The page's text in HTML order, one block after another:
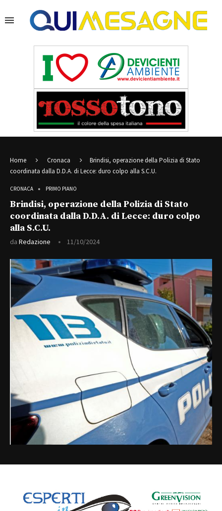
Home Cronaca
Brindisi, operazione della Polizia di Stato
coordinata dalla D.D.A. di Lecce: duro colpo alla S.C.U.
CRONACA PRIMO PIANO
Brindisi, operazione della Polizia di Stato
coordinata dalla D.D.A. di Lecce: duro colpo
alla S.C.U.
da Redazione 11/10/2024